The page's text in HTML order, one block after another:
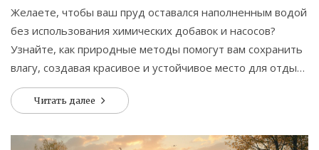
Желаете, чтобы ваш пруд оставался наполненным водой
без использования химических добавок и насосов?
Узнайте, как природные методы помогут вам сохранить
влагу, создавая красивое и устойчивое место для отдыха
на вашем участке. В статье рассматриваются простые и
эффективные способы, которые можно внедрить своими
могут играть решающую роль в удержании воды.
Читать далее